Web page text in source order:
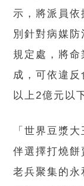
示，將派員
別針對病媒
規定處，將
成，可依違
以上2億元以
「世界豆漿
伴選擇打燒
老兵聚集的